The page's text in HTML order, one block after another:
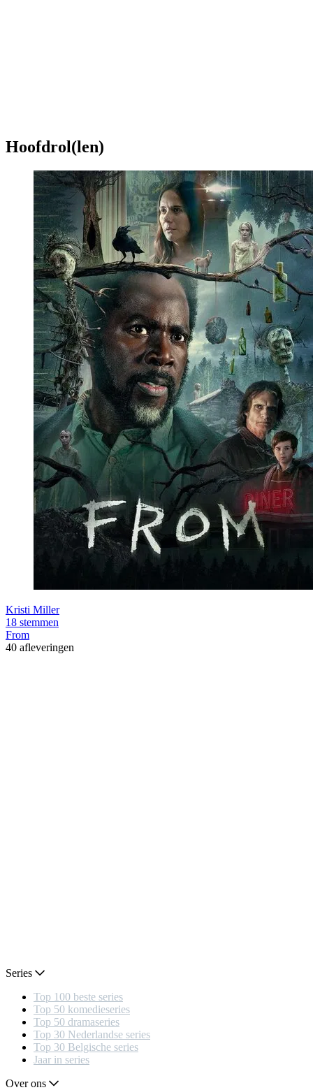
Hoofdrol(len)
Kristi Miller
18 stemmen
From
40 afleveringen
Series
Top 100 beste series
Top 50 komedieseries
Top 50 dramaseries
Top 30 Nederlandse series
Top 30 Belgische series
Jaar in series
Over ons